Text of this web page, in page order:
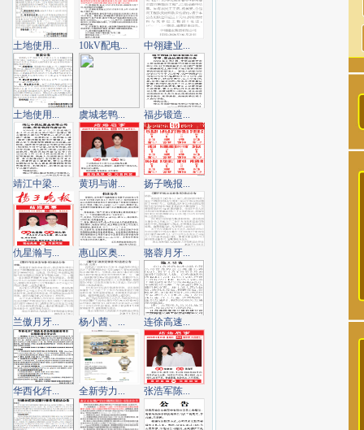
土地使用... 10kV配电... 中翎建业...
土地使用... 虞城老鸭... 福步锻造...
靖江中梁... 黄玥与谢... 扬子晚报...
仇星瀚与... 惠山区奥... 骆蓉月牙...
兰傲月牙... 杨小茜、... 连徐高速...
华西化纤... 全新劳力... 张浩军陈...